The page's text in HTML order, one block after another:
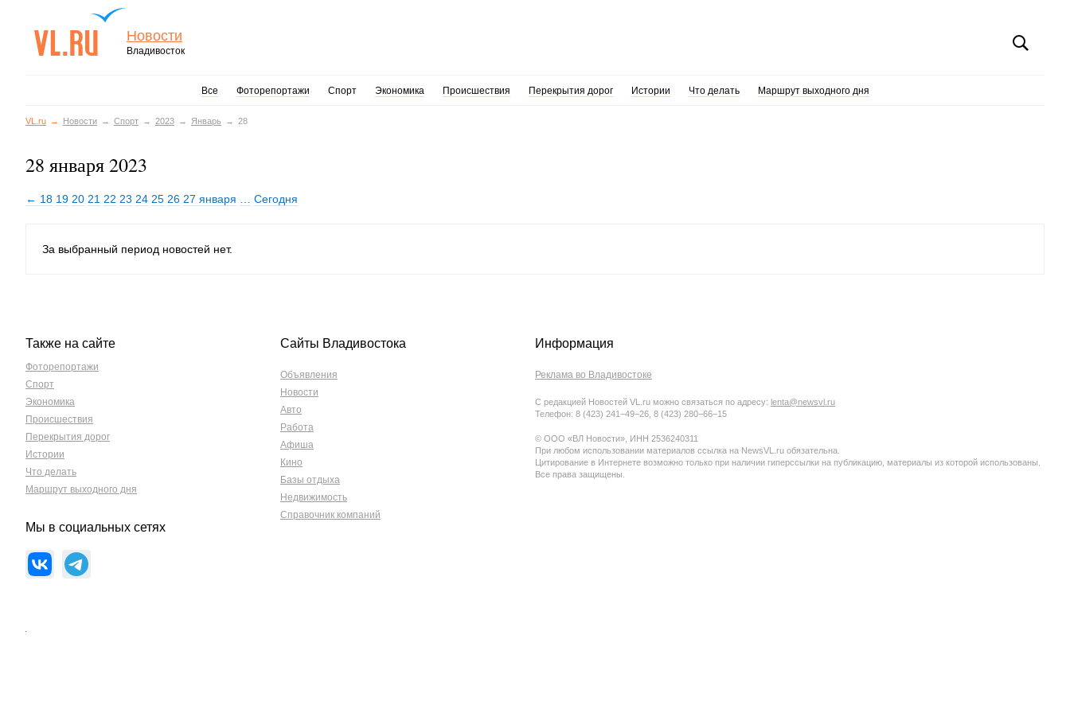
Новости
Владивосток
Все Фоторепортажи Спорт Экономика Происшествия Перекрытия дорог Истории Что делать Маршрут выходного дня
VL.ru Новости Спорт 2023 Январь 28
28 января 2023
← 18 19 20 21 22 23 24 25 26 27 января Сегодня
За выбранный период новостей нет.
Также на сайте
Фоторепортажи
Спорт
Экономика
Происшествия
Перекрытия дорог
Истории
Что делать
Маршрут выходного дня
Мы в социальных сетях
Сайты Владивостока
Объявления
Новости
Авто
Работа
Афиша
Кино
Базы отдыха
Недвижимость
Справочник компаний
Информация
Реклама во Владивостоке
С редакцией Новостей VL.ru можно связаться по адресу: lenta@newsvl.ru
Телефон: 8 (423) 241−49−26, 8 (423) 280−66−15
© ООО «ВЛ Новости», ИНН 2536240311
При любом использовании материалов ссылка на NewsVL.ru обязательна.
Цитирование в Интернете возможно только при наличии гиперссылки на публикацию, материалы из которой использованы.
Все права защищены.